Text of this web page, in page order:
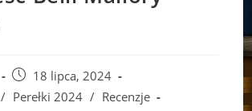
Post
published:
18 lipca, 2024
/ Perełki 2024 / Recenzje